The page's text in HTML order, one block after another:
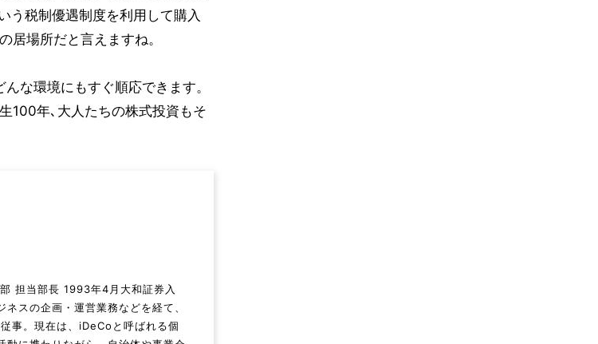
う税制優遇制度を利用して購入
居場所だと言えますね。
な環境にもすぐ順応できます。
100年､大人たちの株式投資もそ
担当部長 1993年4月大和証券入
スの企画・運営業務などを経て、
事。現在は、iDeCoと呼ばれる個